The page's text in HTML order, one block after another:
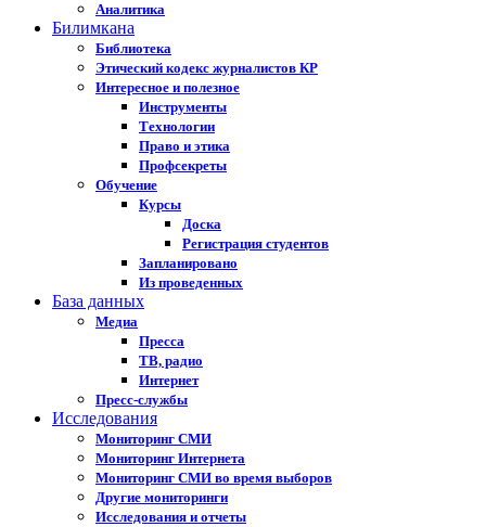
Аналитика
Билимкана
Библиотека
Этический кодекс журналистов КР
Интересное и полезное
Инструменты
Технологии
Право и этика
Профсекреты
Обучение
Курсы
Доска
Регистрация студентов
Запланировано
Из проведенных
База данных
Медиа
Пресса
ТВ, радио
Интернет
Пресс-службы
Исследования
Мониторинг СМИ
Мониторинг Интернета
Мониторинг СМИ во время выборов
Другие мониторинги
Исследования и отчеты